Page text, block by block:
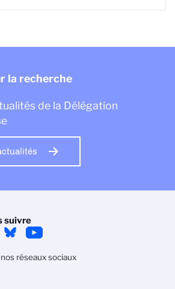
la recherche
de la Délégation
suivre
réseaux sociaux